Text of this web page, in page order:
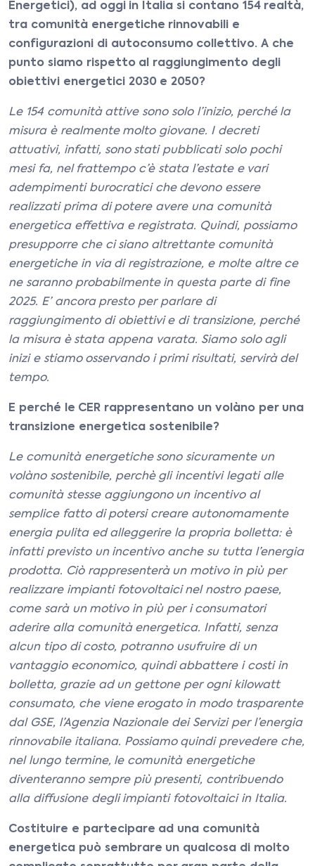
Energetici), ad oggi in Italia si contano 154 realtà,
tra comunità energetiche rinnovabili e
configurazioni di autoconsumo collettivo. A che
punto siamo rispetto al raggiungimento degli
obiettivi energetici 2030 e 2050?
Le 154 comunità attive sono solo l’inizio, perché la
misura è realmente molto giovane. I decreti
attuativi, infatti, sono stati pubblicati solo pochi
mesi fa, nel frattempo c’è stata l’estate e vari
adempimenti burocratici che devono essere
realizzati prima di potere avere una comunità
energetica effettiva e registrata. Quindi, possiamo
presupporre che ci siano altrettante comunità
energetiche in via di registrazione, e molte altre ce
ne saranno probabilmente in questa parte di fine
2025. E’ ancora presto per parlare di
raggiungimento di obiettivi e di transizione, perché
la misura è stata appena varata. Siamo solo agli
inizi e stiamo osservando i primi risultati, servirà del
tempo.
E perché le CER rappresentano un volàno per una
transizione energetica sostenibile?
Le comunità energetiche sono sicuramente un
volàno sostenibile, perchè gli incentivi legati alle
comunità stesse aggiungono un incentivo al
semplice fatto di potersi creare autonomamente
energia pulita ed alleggerire la propria bolletta: è
infatti previsto un incentivo anche su tutta l’energia
prodotta. Ciò rappresenterà un motivo in più per
realizzare impianti fotovoltaici nel nostro paese,
come sarà un motivo in più per i consumatori
aderire alla comunità energetica. Infatti, senza
alcun tipo di costo, potranno usufruire di un
vantaggio economico, quindi abbattere i costi in
bolletta, grazie ad un gettone per ogni kilowatt
consumato, che viene erogato in modo trasparente
dal GSE, l’Agenzia Nazionale dei Servizi per l’energia
rinnovabile italiana. Possiamo quindi prevedere che,
nel lungo termine, le comunità energetiche
diventeranno sempre più presenti, contribuendo
alla diffusione degli impianti fotovoltaici in Italia.
Costituire e partecipare ad una comunità
energetica può sembrare un qualcosa di molto